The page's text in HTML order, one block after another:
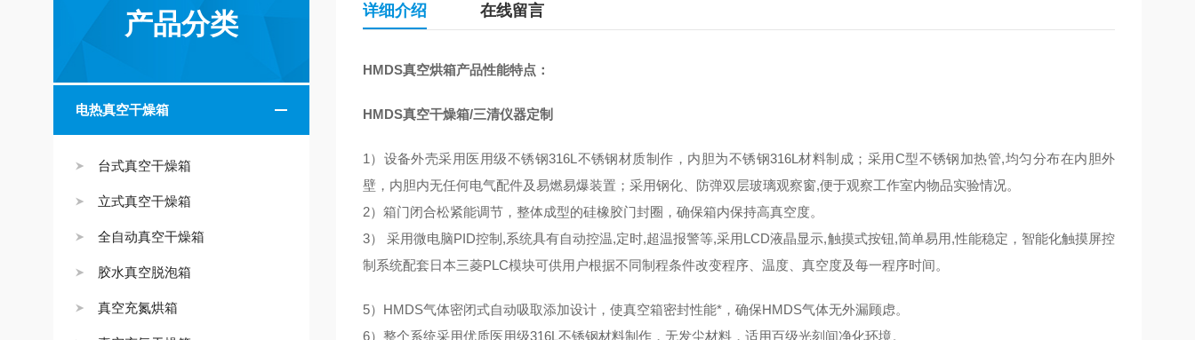
产品分类
电热真空干燥箱
台式真空干燥箱
立式真空干燥箱
全自动真空干燥箱
胶水真空脱泡箱
真空充氮烘箱
详细介绍 在线留言
HMDS真空烘箱产品性能特点：
HMDS真空干燥箱/三清仪器定制
1）设备外壳采用医用级不锈钢316L不锈钢材质制作，内胆为不锈钢316L材料制成；采用C型不锈钢加热管,均匀分布在内胆外
壁，内胆内无任何电气配件及易燃易爆装置；采用钢化、防弹双层玻璃观察窗,便于观察工作室内物品实验情况。
2）箱门闭合松紧能调节，整体成型的硅橡胶门封圈，确保箱内保持高真空度。
3） 采用微电脑PID控制,系统具有自动控温,定时,超温报警等,采用LCD液晶显示,触摸式按钮,简单易用,性能稳定， 智能化触摸屏控
制系统配套日本三菱PLC模块可供用户根据不同制程条件改变程序、温度、真空度及每一程序时间。
5）HMDS气体密闭式自动吸取添加设计，使真空箱密封性能*，确保HMDS气体无外漏顾虑。
6）整个系统采用优质医用级316L不锈钢材料制作，无发尘材料，适用百级光刻间净化环境。